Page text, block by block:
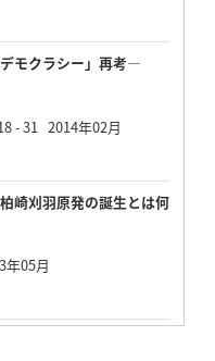
モクラシー」再考―
- 31 2014年02月
崎刈羽原発の誕生とは何
05月